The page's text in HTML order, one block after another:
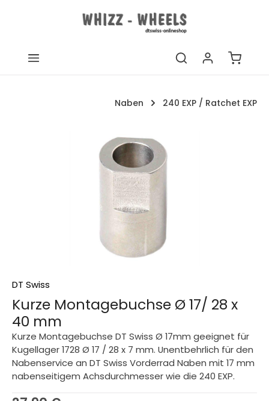
Zum Hauptinhalt springen
Naben 240 EXP / Ratchet EXP
Bildergalerie überspringen
DT Swiss
Kurze Montagebuchse Ø 17/ 28 x
40 mm
Kurze Montagebuchse DT Swiss Ø 17mm geeignet für
Kugellager 1728 Ø 17 / 28 x 7 mm. Unentbehrlich für den
Nabenservice an DT Swiss Vorderrad Naben mit 17 mm
nabenseitigem Achsdurchmesser wie die 240 EXP.